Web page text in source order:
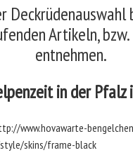
Deckrüdenauswahl
Artikeln, bzw.
entnehmen.
in der
www.hovawarte-
skins/frame-black